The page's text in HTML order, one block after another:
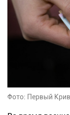
Фото: Первый